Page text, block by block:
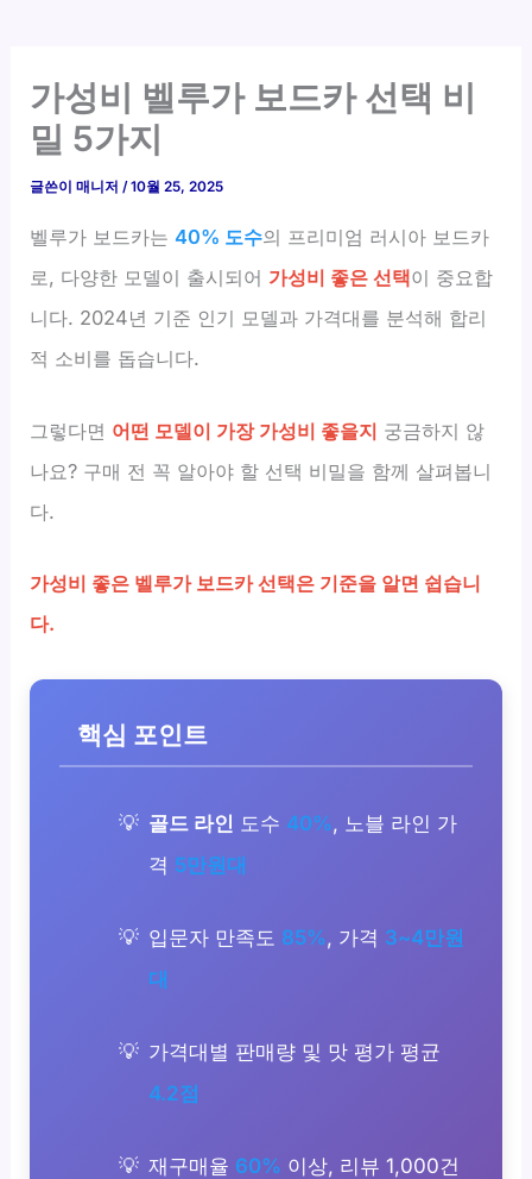
가성비 벨루가 보드카 선택 비
밀 5가지
글쓴이매니저/10월 25, 2025
벨루가 보드카는40% 도수의 프리미엄 러시아 보드카
로, 다양한 모델이 출시되어 가성비 좋은 선택이 중요합
니다. 2024년 기준 인기 모델과 가격대를 분석해 합리
적 소비를 돕습니다.
그렇다면 어떤 모델이 가장 가성비 좋을지 궁금하지 않
나요? 구매 전 꼭 알아야 할 선택 비밀을 함께 살펴봅니
다.
가성비 좋은 벨루가 보드카 선택은 기준을 알면 쉽습니
다.
핵심 포인트
골드 라인 도수 40%, 노블 라인 가
격 5만원대
입문자 만족도 85%, 가격 3~4만원
대
가격대별 판매량 및 맛 평가 평균
4.2점
재구매율 60% 이상, 리뷰 1,000건